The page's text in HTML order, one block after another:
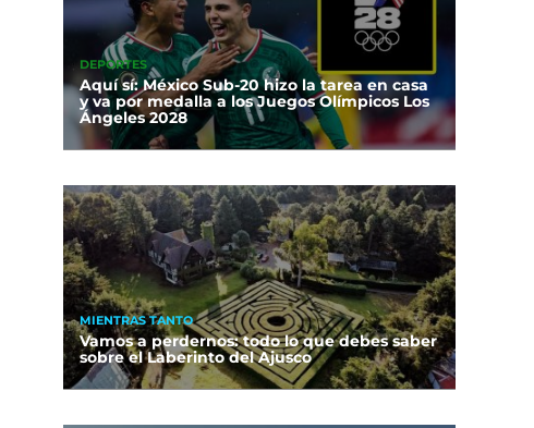
DEPORTES
Aquí sí: México Sub-20 hizo la tarea en casa
y va por medalla a los Juegos Olímpicos Los
Ángeles 2028
MIENTRAS TANTO
Vamos a perdernos: todo lo que debes saber
sobre el Laberinto del Ajusco